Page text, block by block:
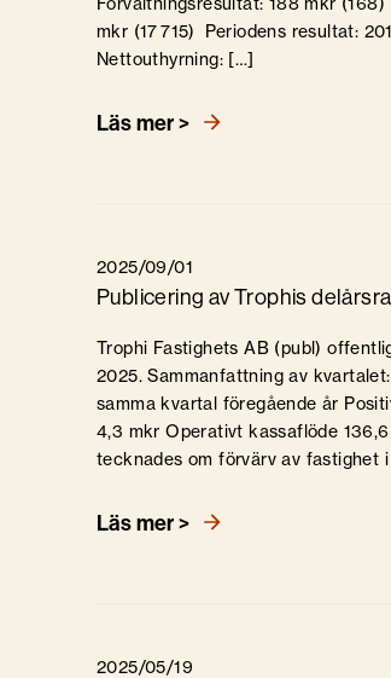
mkr (17 715) Periodens resultat:
Nettouthyrning: […]
Läs mer >
2025/09/01
Publicering av Trophis
Trophi Fastighets AB (publ)
2025. Sammanfattning av
samma kvartal föregående år
4,3 mkr Operativt kassaflöde
tecknades om förvärv av fastighet
Läs mer >
2025/05/19